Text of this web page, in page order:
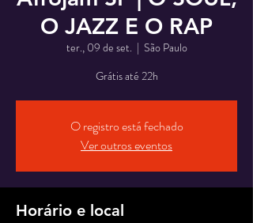
O JAZZ E O RAP
ter., 09 de set.
  |
São Paulo
Grátis até 22h
O registro está fechado
Ver outros eventos
Horário e local